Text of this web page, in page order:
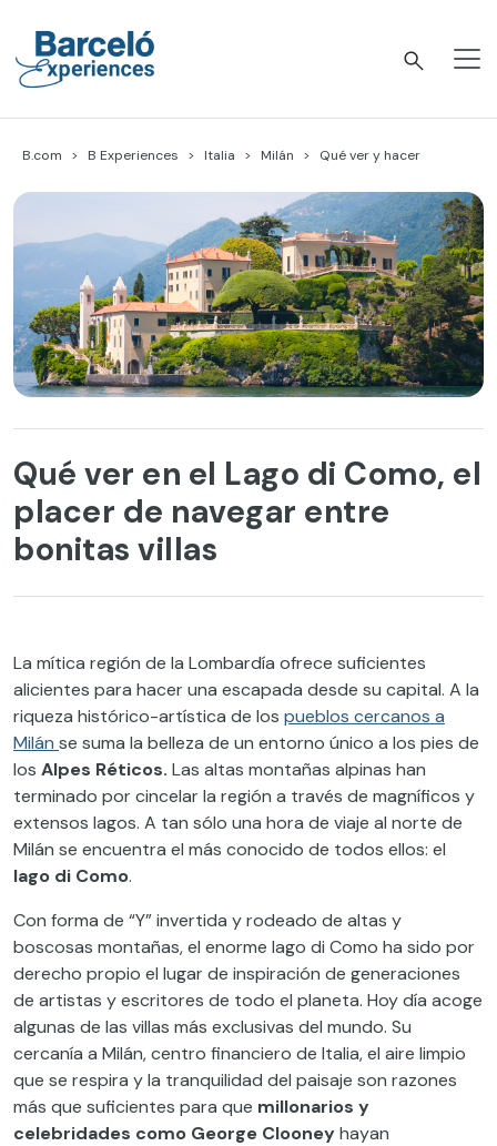
content
B.com B Experiences Italia Milán Qué ver y hacer
Qué ver en el Lago di Como, el
placer de navegar entre
bonitas villas
La mítica región de la Lombardía ofrece suficientes
alicientes para hacer una escapada desde su capital. A la
riqueza histórico-artística de los pueblos cercanos a
Milán se suma la belleza de un entorno único a los pies de
los Alpes Réticos. Las altas montañas alpinas han
terminado por cincelar la región a través de magníficos y
extensos lagos. A tan sólo una hora de viaje al norte de
Milán se encuentra el más conocido de todos ellos: el
lago di Como.
Con forma de “Y” invertida y rodeado de altas y
boscosas montañas, el enorme lago di Como ha sido por
derecho propio el lugar de inspiración de generaciones
de artistas y escritores de todo el planeta. Hoy día acoge
algunas de las villas más exclusivas del mundo. Su
cercanía a Milán, centro financiero de Italia, el aire limpio
que se respira y la tranquilidad del paisaje son razones
más que suficientes para que millonarios y
celebridades como George Clooneyhayan